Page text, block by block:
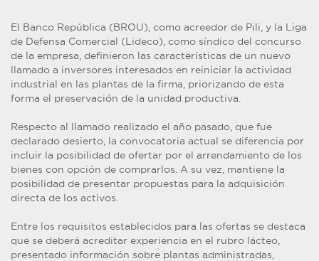
El Banco República (BROU), como acreedor de Pili, y la Liga
de Defensa Comercial (Lideco), como síndico del concurso
de la empresa, definieron las características de un nuevo
llamado a inversores interesados en reiniciar la actividad
industrial en las plantas de la firma, priorizando de esta
forma el preservación de la unidad productiva.
Respecto al llamado realizado el año pasado, que fue
declarado desierto, la convocatoria actual se diferencia por
incluir la posibilidad de ofertar por el arrendamiento de los
bienes con opción de comprarlos. A su vez, mantiene la
posibilidad de presentar propuestas para la adquisición
directa de los activos.
Entre los requisitos establecidos para las ofertas se destaca
que se deberá acreditar experiencia en el rubro lácteo,
presentado información sobre plantas administradas,